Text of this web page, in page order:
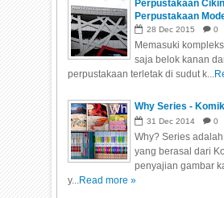
Perpustakaan
Perpustakaan
28 Dec 2015 0
Memasuki
saja belok kanan
perpustakaan terletak di sudut k...
Why Series -
31 Dec 2014 0
Why? Series
yang berasal dari
penyajian gambar
y...Read more »